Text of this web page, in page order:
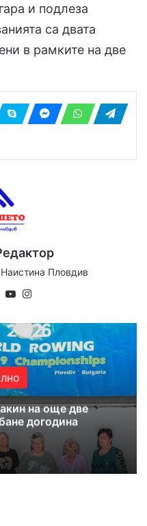
и подлеза
са двата
в рамките на две
Пловдив
X
Yo
ub
e
ra
m
на още две
догодина